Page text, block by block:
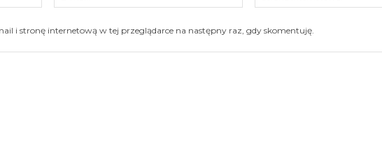
mail:
i stronę internetową w tej przeglądarce na następny raz, gdy skomentuję.